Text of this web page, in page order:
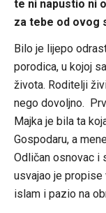
te ni napustio ni
za tebe od ovog
Bilo je lijepo
porodica, u kojoj
života. Roditelji
nego dovoljno.
Majka je bila ta
Gospodaru, a
Odličan osnovac i
usvajao je propise
islam i pazio na